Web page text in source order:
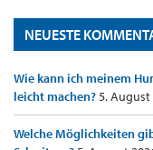
NEUESTE
Wie kann ich meinem
leicht machen?5. August
Welche Möglichkeiten